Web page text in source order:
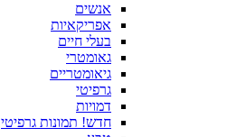
אנשים
אפריקאיות
בעלי חיים
גאומטרי
גיאומטריים
גרפיטי
דמויות
חדש! תמונות גרפיטי